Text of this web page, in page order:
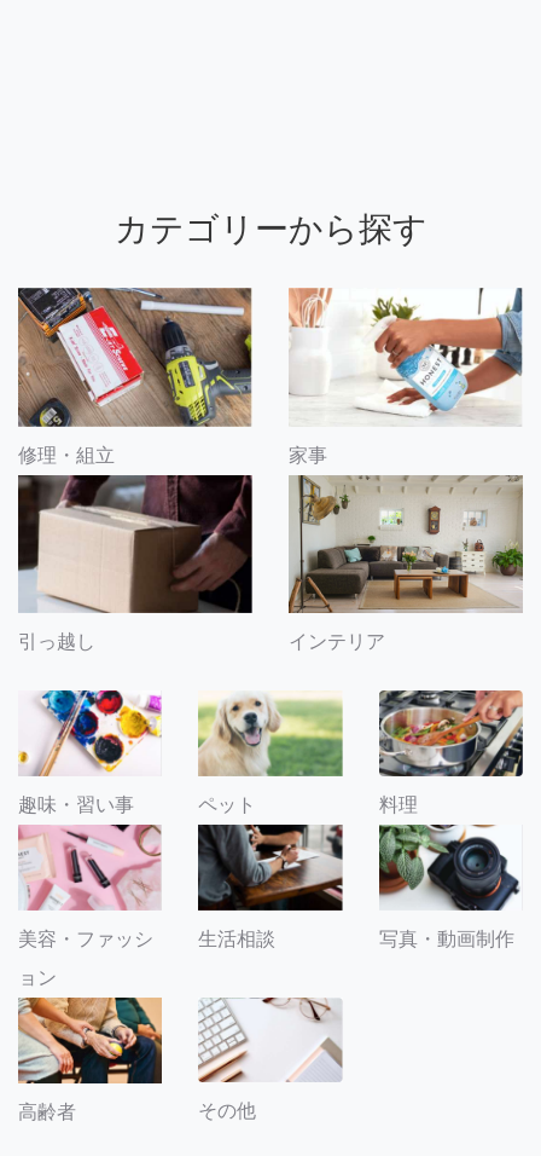
カテゴリーから探す
修理・組立 家事
引っ越し インテリア
趣味・習い事 ペット 料理
美容・ファッシ
ョン
生活相談 写真・動画制作
高齢者 その他